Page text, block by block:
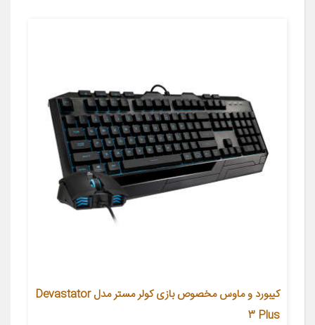
کیبورد و ماوس مخصوص بازی کولر مستر مدل Devastator
3 Plus